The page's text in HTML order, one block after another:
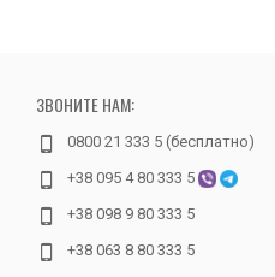
ЗВОНИТЕ НАМ:
0800 21 333 5 (бесплатно)
+38 095 4 80 333 5
+38 098 9 80 333 5
+38 063 8 80 333 5